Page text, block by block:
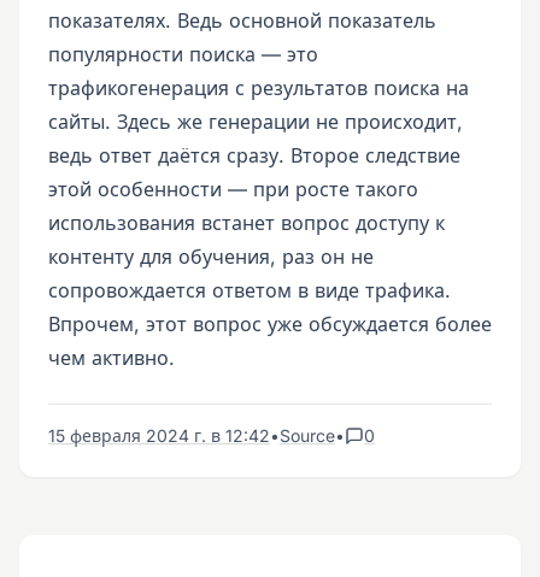
показателях. Ведь основной показатель
популярности поиска — это
трафикогенерация с результатов поиска на
сайты. Здесь же генерации не происходит,
ведь ответ даётся сразу. Второе следствие
этой особенности — при росте такого
использования встанет вопрос доступу к
контенту для обучения, раз он не
сопровождается ответом в виде трафика.
Впрочем, этот вопрос уже обсуждается более
чем активно.
15 февраля 2024 г. в 12:42•Source• 0